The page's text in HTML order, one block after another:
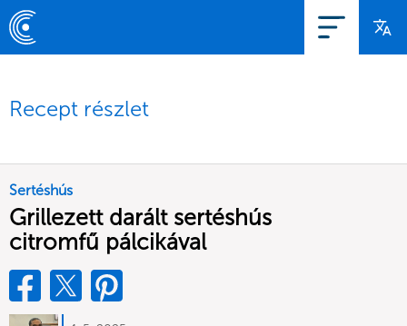
Recept részlet
Sertéshús
Grillezett darált sertéshús
citromfű pálcikával